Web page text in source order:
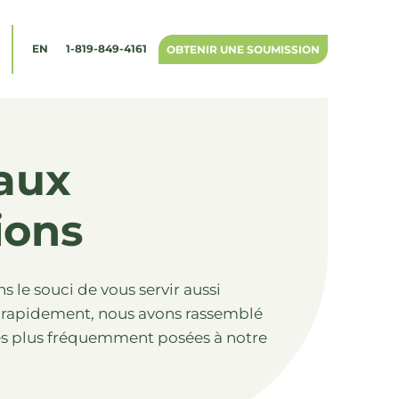
EN 1-819-849-4161 OBTENIR UNE SOUMISSION
le souci de vous servir aussi
nous avons rassemblé
plus fréquemment posées à notre